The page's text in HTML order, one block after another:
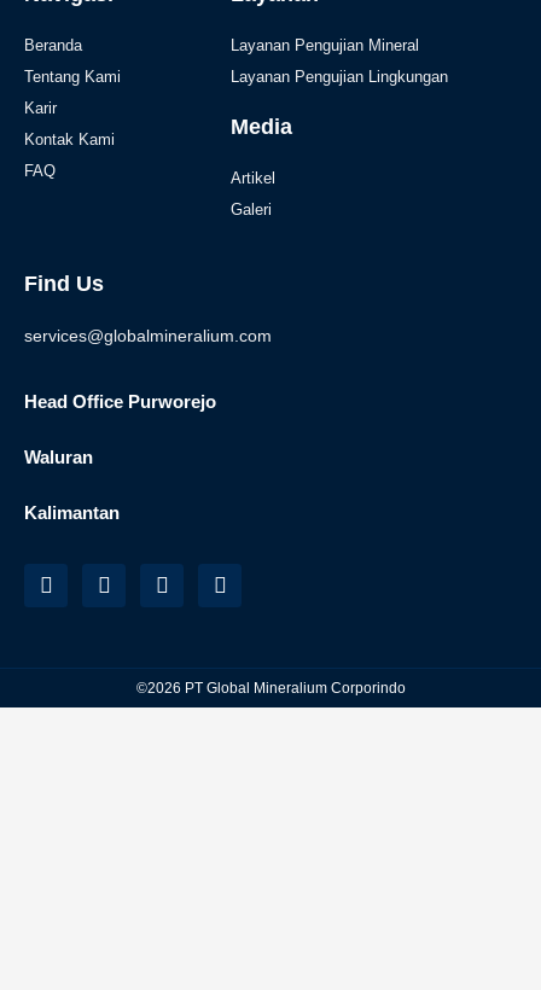
Beranda
Tentang Kami
Karir
Kontak Kami
FAQ
Layanan Pengujian Mineral
Layanan Pengujian Lingkungan
Media
Artikel
Galeri
Find Us
services@globalmineralium.com
Head Office Purworejo
Waluran
Kalimantan
©2026 PT Global Mineralium Corporindo